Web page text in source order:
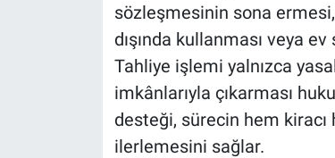
sözleşmesinin sona
dışında kullanması veya
Tahliye işlemi yalnızca
imkânlarıyla çıkarması
desteği, sürecin hem kiracı
ilerlemesini sağlar.
Bilim ve Teknoloji